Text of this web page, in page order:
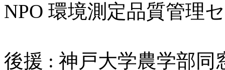
NPO 環境測定品質管理
後援 : 神戸大学農学部同